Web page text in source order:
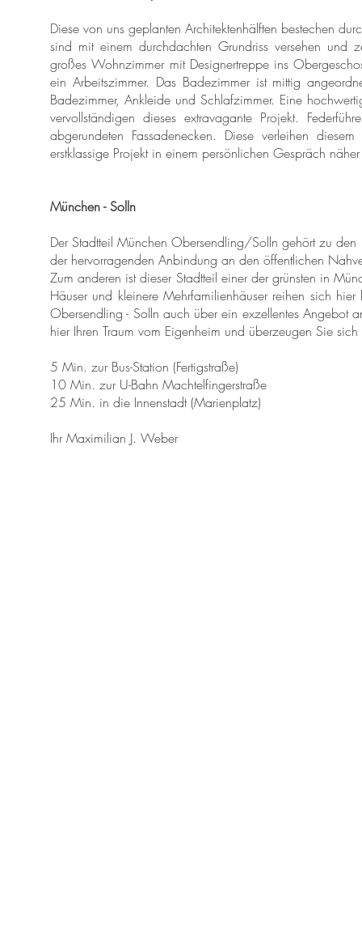
Diese von uns geplanten Architektenhälften bestechen
sind mit einem durchdachten Grundriss versehen
großes Wohnzimmer mit Designertreppe ins
ein Arbeitszimmer. Das Badezimmer ist mittig
Badezimmer, Ankleide und Schlafzimmer. Eine
vervollständigen dieses extravagante Projekt.
abgerundeten Fassadenecken. Diese verleihen
erstklassige Projekt in einem persönlichen Gespräch
München - Solln
Der Stadtteil München Obersendling/Solln gehört zu den
der hervorragenden Anbindung an den öffentlichen
Zum anderen ist dieser Stadtteil einer der grünsten in
Häuser und kleinere Mehrfamilienhäuser reihen sich
Obersendling - Solln auch über ein exzellentes Angebot
hier Ihren Traum vom Eigenheim und überzeugen Sie
5 Min. zur Bus-Station (Fertigstraße)
10 Min. zur U-Bahn Machtelfingerstraße
25 Min. in die Innenstadt (Marienplatz)
Ihr Maximilian J. Weber